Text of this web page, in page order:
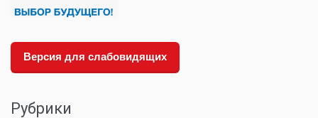
Версия для слабовидящих
Рубрики